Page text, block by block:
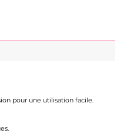
pour une utilisation facile.